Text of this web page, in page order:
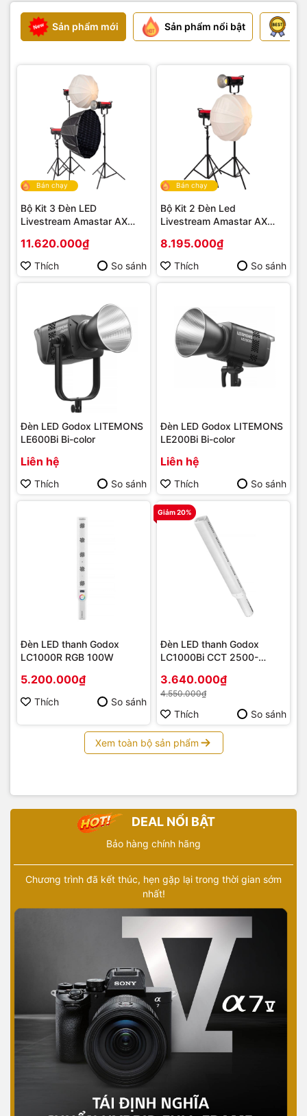
Sản phẩm mới Sản phẩm nổi bật
Bán chạy
Bộ Kit 3 Đèn LED
Livestream Amastar AX
11.620.000₫
Thích So sánh
Bán chạy
Bộ Kit 2 Đèn Led
Livestream Amastar AX
8.195.000₫
Thích So sánh
Đèn LED Godox LITEMONS
LE600Bi Bi-color
Liên hệ
Thích So sánh
Đèn LED Godox LITEMONS
LE200Bi Bi-color
Liên hệ
Thích So sánh
Đèn LED thanh Godox
LC1000R RGB 100W
5.200.000₫
Thích So sánh
Giảm 20%
Đèn LED thanh Godox
LC1000Bi CCT 2500-
3.640.000₫
4.550.000₫
Thích So sánh
Xem toàn bộ sản phẩm
DEAL NỔI BẬT
Bảo hàng chính hãng
Chương trình đã kết thúc, hẹn gặp lại trong thời gian sớm
nhất!